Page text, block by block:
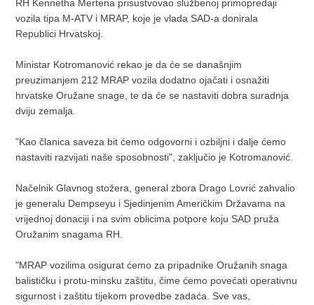
RH Kennetha Mertena prisustvovao službenoj primopredaji
vozila tipa M-ATV i MRAP, koje je vlada SAD-a donirala
Republici Hrvatskoj.
Ministar Kotromanović rekao je da će se današnjim
preuzimanjem 212 MRAP vozila dodatno ojačati i osnažiti
hrvatske Oružane snage, te da će se nastaviti dobra suradnja
dviju zemalja.
"Kao članica saveza bit ćemo odgovorni i ozbiljni i dalje ćemo
nastaviti razvijati naše sposobnosti", zaključio je Kotromanović.
Načelnik Glavnog stožera, general zbora Drago Lovrić zahvalio
je generalu Dempseyu i Sjedinjenim Američkim Državama na
vrijednoj donaciji i na svim oblicima potpore koju SAD pruža
Oružanim snagama RH.
"MRAP vozilima osigurat ćemo za pripadnike Oružanih snaga
balističku i protu-minsku zaštitu, čime ćemo povećati operativnu
sigurnost i zaštitu tijekom provedbe zadaća. Sve vas,